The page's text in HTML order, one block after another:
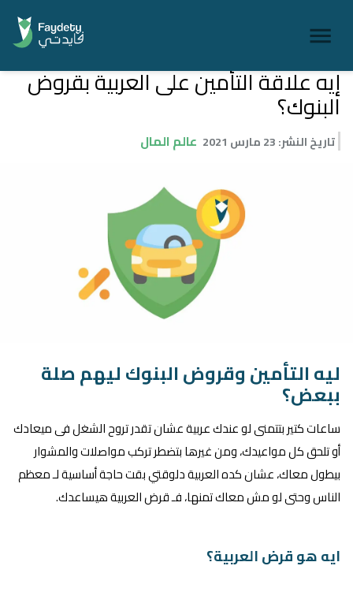
إيه علاقة التأمين على العربية بقروض
البنوك؟
تاريخ النشر:23 مارس 2021 عالم المال
ليه التأمين وقروض البنوك ليهم صلة
ببعض؟
ساعات كتير بتتمنى لو عندك عربية عشان تقدر تروح الشغل فى ميعادك
أو تلحق كل مواعيدك، ومن غيرها بتضطر تركب مواصلات والمشوار
بيطول معاك، عشان كده العربية دلوقتي بقت حاجة أساسية لـ معظم
الناس وحتى لو مش معاك تمنها، فـ قرض العربية هيساعدك.
ايه هو قرض العربية؟